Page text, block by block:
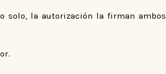
solo, la autorización la firman ambos